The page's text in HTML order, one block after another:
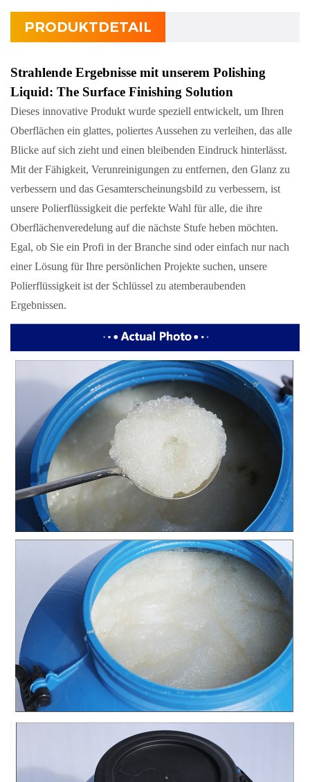
PRODUKTDETAIL
Strahlende Ergebnisse mit unserem Polishing
Liquid: The Surface Finishing Solution
Dieses innovative Produkt wurde speziell entwickelt, um Ihren
Oberflächen ein glattes, poliertes Aussehen zu verleihen, das alle
Blicke auf sich zieht und einen bleibenden Eindruck hinterlässt.
Mit der Fähigkeit, Verunreinigungen zu entfernen, den Glanz zu
verbessern und das Gesamterscheinungsbild zu verbessern, ist
unsere Polierflüssigkeit die perfekte Wahl für alle, die ihre
Oberflächenveredelung auf die nächste Stufe heben möchten.
Egal, ob Sie ein Profi in der Branche sind oder einfach nur nach
einer Lösung für Ihre persönlichen Projekte suchen, unsere
Polierflüssigkeit ist der Schlüssel zu atemberaubenden
Ergebnissen.